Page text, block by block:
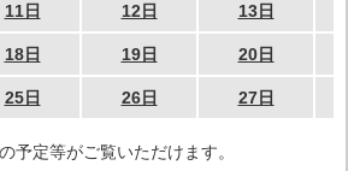
11日 12日 13日
18日 19日 20日
25日 26日 27日
予定等がご覧いただけます。